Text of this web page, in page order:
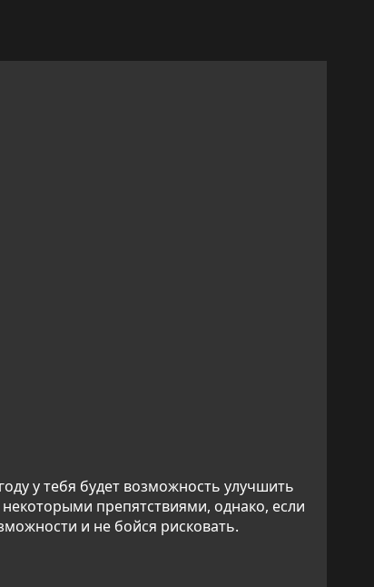
у тебя будет возможность улучшить
препятствиями, однако, если
и не бойся рисковать.